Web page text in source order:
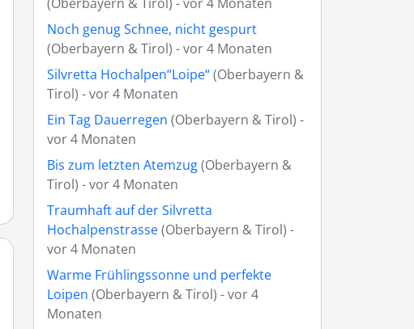
Noch genug Schnee, nicht gespurt
(Oberbayern & Tirol) - vor 4 Monaten
Silvretta Hochalpen“Loipe“(Oberbayern &
Tirol) - vor 4 Monaten
Ein Tag Dauerregen (Oberbayern & Tirol) -
vor 4 Monaten
Bis zum letzten Atemzug(Oberbayern &
Tirol) - vor 4 Monaten
Traumhaft auf der Silvretta
Hochalpenstrasse(Oberbayern & Tirol) -
vor 4 Monaten
Warme Frühlingssonne und perfekte
Loipen (Oberbayern & Tirol) - vor 4
Monaten